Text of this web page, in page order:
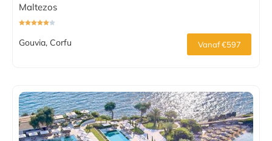
Maltezos
Gouvia, Corfu Vanaf €597